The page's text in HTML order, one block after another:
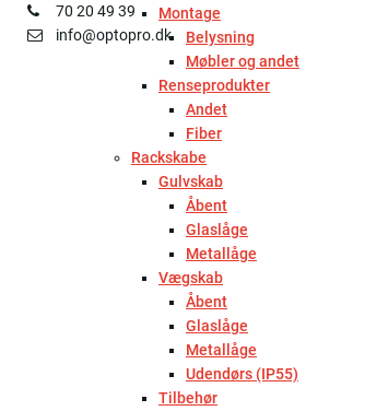
Montage
Belysning
Møbler og andet
Renseprodukter
Andet
Fiber
Rackskabe
Gulvskab
Åbent
Glaslåge
Metallåge
Vægskab
Åbent
Glaslåge
Metallåge
Udendørs (IP55)
Tilbehør
70 20 49 39
info@optopro.dk